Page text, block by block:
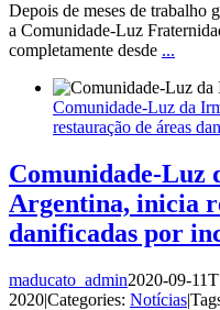
Depois de meses de trabalho
a Comunidade-Luz
completamente desde ...
Comunidade-Luz da
restauração de áreas
Comunidade-Luz
Argentina, inicia
danificadas por
maducato_admin2020-09-
2020|Categories: Notícias|